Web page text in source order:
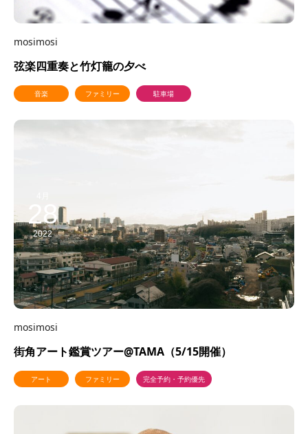
mosimosi
弦楽四重奏と竹灯籠の夕べ
音楽 ファミリー 駐車場
28
2022
mosimosi
街角アート鑑賞ツアー@TAMA（5/15開催）
アート ファミリー 完全予約・予約優先